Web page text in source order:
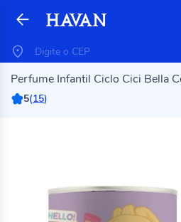
Perfume Infantil Ciclo Cici Bella
5(15)